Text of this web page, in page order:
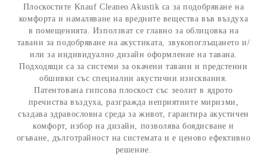
Плоскостите Knauf Cleaneo Akustik са за подобряване на
комфорта и намаляване на вредните вещества във въздуха
в помещенията. Използват се главно за облицовка на
тавани за подобряване на акустиката, звукопоглъщането и/
или за индивидуално дизайн оформление на тавана.
Подходящи са за системи за окачени тавани и предстенни
обшивки със специални акустични изисквания.
Патентована гипсова плоскост със зеолит в ядрото
пречиства въздуха, разгражда неприятните миризми,
създава здравословна среда за живот, гарантира акустичен
комфорт, избор на дизайн, позволява боядисване и
огъване, дълготрайност на системата и е ценово ефективно
решение.